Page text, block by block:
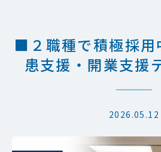
■２職種で積極採用
患支援・開業支援
2026.05.12